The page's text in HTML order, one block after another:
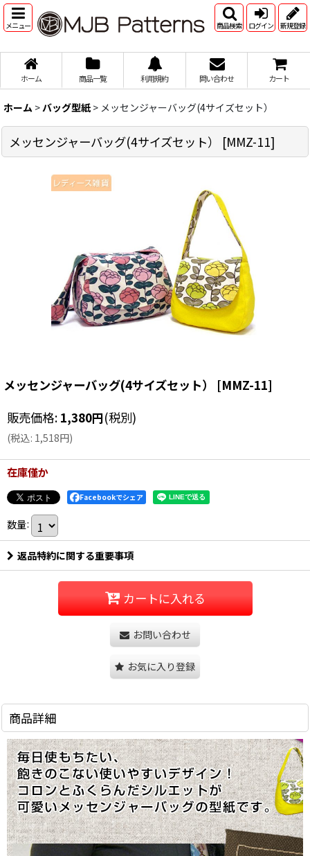
メニュー 商品検索 ログイン 新規登録
ホーム 商品一覧 利用規約 問い合わせ カート
ホーム > バッグ型紙 > メッセンジャーバッグ(4サイズセット）
メッセンジャーバッグ(4サイズセット） [MMZ-11]
メッセンジャーバッグ(4サイズセット） [MMZ-11]
販売価格: 1,380円(税別)
(税込: 1,518円)
在庫僅か
Facebookでシェア
数量:
返品特約に関する重要事項
カートに入れる
お問い合わせ
お気に入り登録
商品詳細